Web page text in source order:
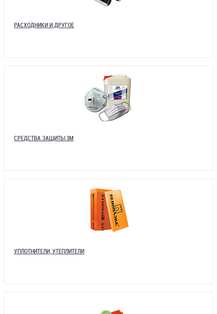
РАСХОДНИКИ И ДРУГОЕ
СРЕДСТВА ЗАЩИТЫ 3М
УПЛОТНИТЕЛИ, УТЕПЛИТЕЛИ